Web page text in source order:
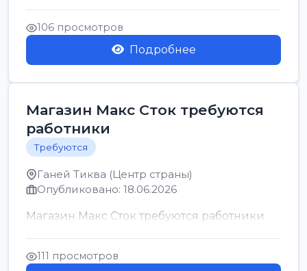
позицию возможна дом...
106 просмотров
Подробнее
Магазин Макс Сток требуются
работники
Требуются
Ганей Тиква (Центр страны)
Опубликовано: 18.06.2026
Магазин Макс Сток требуются работники
111 просмотров